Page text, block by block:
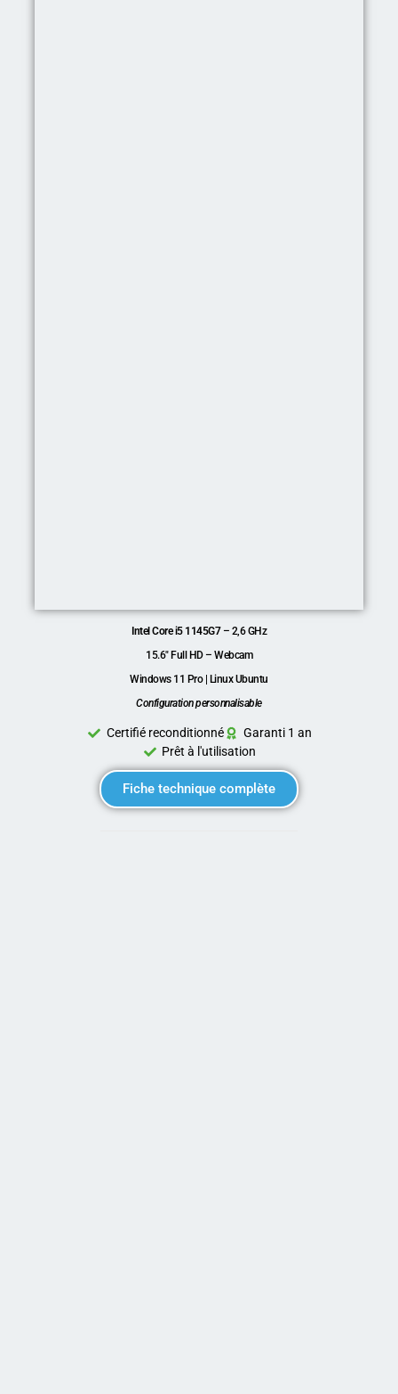
Intel Core i5 1145G7– 2,6 GHz
15.6″ Full HD – Webcam
Windows 11 Pro | Linux Ubuntu
Configuration personnalisable
Certifié reconditionné
Garanti 1 an
Prêt à l'utilisation
Fiche technique complète